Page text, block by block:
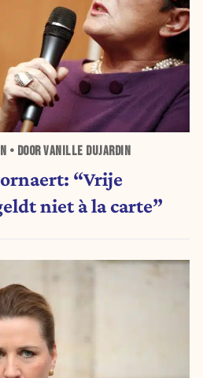
• DOOR VANILLE DUJARDIN
“Vrije
niet à la carte”